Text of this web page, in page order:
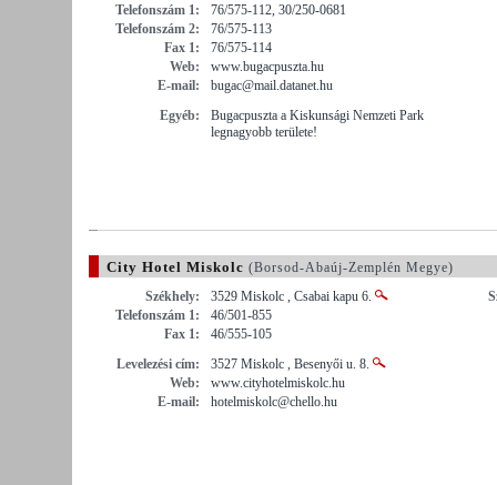
Telefonszám 1:
76/575-112, 30/250-0681
Telefonszám 2:
76/575-113
Fax 1:
76/575-114
Web:
www.bugacpuszta.hu
E-mail:
bugac@mail.datanet.hu
Egyéb:
Bugacpuszta a Kiskunsági Nemzeti Park
legnagyobb területe!
City Hotel Miskolc (Borsod-Abaúj-Zemplén Megye)
Székhely:
3529 Miskolc , Csabai kapu 6.
Telefonszám 1:
46/501-855
Fax 1:
46/555-105
Levelezési cím:
3527 Miskolc , Besenyői u. 8.
Web:
www.cityhotelmiskolc.hu
E-mail:
hotelmiskolc@chello.hu